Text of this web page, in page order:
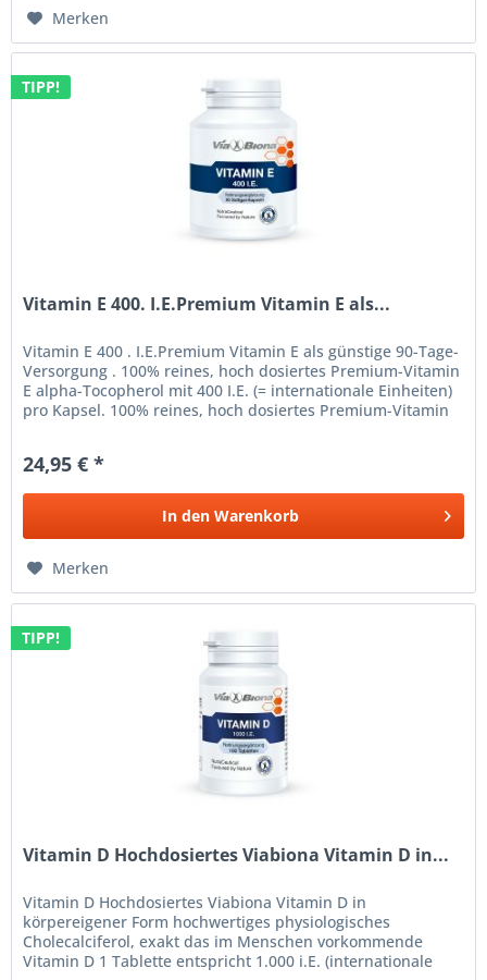
Merken
TIPP!
Vitamin E 400. I.E.Premium Vitamin E als...
Vitamin E 400 . I.E.Premium Vitamin E als günstige 90-Tage-
Versorgung . 100% reines, hoch dosiertes Premium-Vitamin
E alpha-Tocopherol mit 400 I.E. (= internationale Einheiten)
pro Kapsel. 100% reines, hoch dosiertes Premium-Vitamin
24,95 € *
In den Warenkorb
Merken
TIPP!
Vitamin D Hochdosiertes Viabiona Vitamin D in...
Vitamin D Hochdosiertes Viabiona Vitamin D in
körpereigener Form hochwertiges physiologisches
Cholecalciferol, exakt das im Menschen vorkommende
Vitamin D 1 Tablette entspricht 1.000 i.E. (internationale